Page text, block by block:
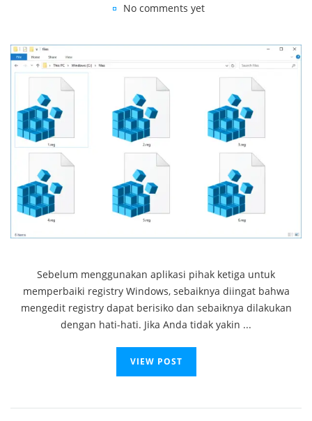
No comments yet
Sebelum menggunakan aplikasi pihak ketiga untuk
memperbaiki registry Windows, sebaiknya diingat bahwa
mengedit registry dapat berisiko dan sebaiknya dilakukan
dengan hati-hati. Jika Anda tidak yakin ...
VIEW POST